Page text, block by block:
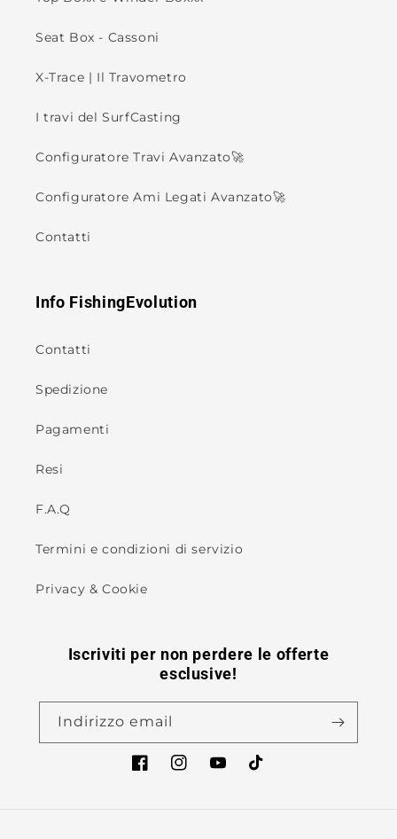
Seat Box - Cassoni
X-Trace | Il Travometro
I travi del SurfCasting
Configuratore Travi Avanzato🚀
Configuratore Ami Legati Avanzato🚀
Contatti
Info FishingEvolution
Contatti
Spedizione
Pagamenti
Resi
F.A.Q
Termini e condizioni di servizio
Privacy & Cookie
Iscriviti per non perdere le offerte
esclusive!
Indirizzo email
FacebookInstagramYouTubeTikTok